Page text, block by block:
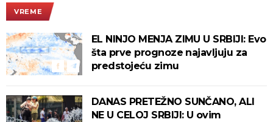
VREME
EL NINJO MENJA ZIMU U SRBIJI: Evo
šta prve prognoze najavljuju za
predstojeću zimu
DANAS PRETEŽNO SUNČANO, ALI
NE U CELOJ SRBIJI: U ovim